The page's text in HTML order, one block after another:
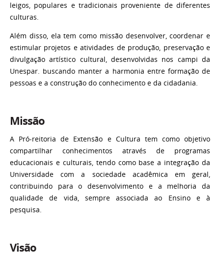
leigos, populares e tradicionais proveniente de diferentes
culturas.
Além disso, ela tem como missão desenvolver, coordenar e
estimular projetos e atividades de produção, preservação e
divulgação artístico cultural, desenvolvidas nos campi da
Unespar. buscando manter a harmonia entre formação de
pessoas e a construção do conhecimento e da cidadania.
Missão
A Pró-reitoria de Extensão e Cultura tem como objetivo
compartilhar conhecimentos através de programas
educacionais e culturais, tendo como base a integração da
Universidade com a sociedade acadêmica em geral,
contribuindo para o desenvolvimento e a melhoria da
qualidade de vida, sempre associada ao Ensino e à
pesquisa.
Visão